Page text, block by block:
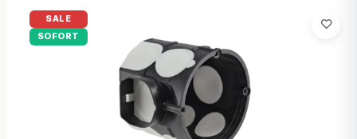
SALE
SOFORT